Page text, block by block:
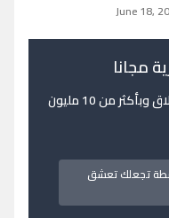
مجانا
مع البرنامج العربي الاشهر على الاطلاق وبأكثر من 10 مليون
تجعلك تعشق